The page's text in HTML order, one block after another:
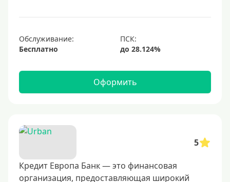
1000000 руб
С небольшим лимитом
С большим лимитом
Тип карты
Visa
UnionPay
Обслуживание:
Бесплатно
Оформить
5
Кредит Европа Банк — это финансовая
организация, предоставляющая широкий